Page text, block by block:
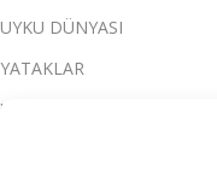
UYKU DÜNYASI
YATAKLAR
YATAK ODASI